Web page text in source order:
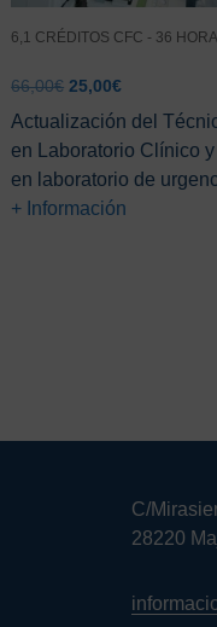
6,1 CRÉDITOS CFC - 36
66,00€ El
precio
original
era:
66,00€.
25,00€El
actual
es:
25,00€.
Actualización del
en Laboratorio Clínico
en laboratorio de
+ Información
C/
28220